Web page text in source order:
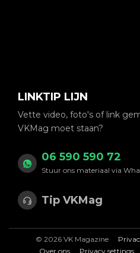
LINKTIP LIJN
Vette video, foto's of link
VKMag moet staan?
06 590 590 72
Stuur ons materiaal via
Tip VKMag
© 2026 VK Magazine
Over ons
Privacy settings